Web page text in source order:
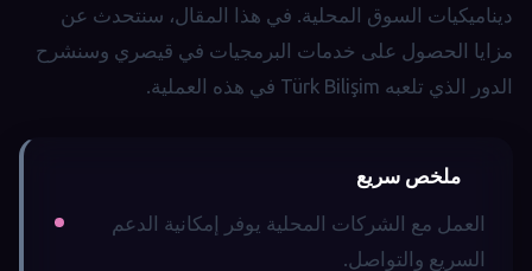
ديناميكيات السوق المحلية. في هذا المقال، سنتحدث عن
مزايا الحصول على خدمات البرمجيات في قيصري وسنشرح
الدور الذي تلعبه Türk Bilişim في هذه العملية.
ملخص سريع
العمل مع الشركات المحلية يوفر إمكانية الدعم
السريع والتواصل.